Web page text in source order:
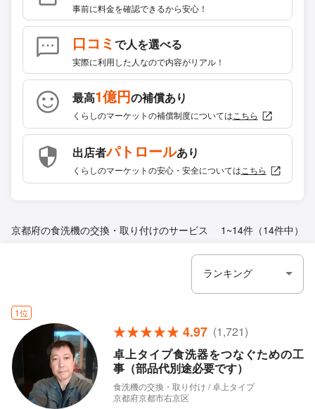
事前に料金を確認できるから安心！
口コミ で人を選べる
実際に利用した人なので内容がリアル！
最高1億円の補償あり
くらしのマーケットの補償制度については こちら
出店者パトロールあり
くらしのマーケットの安心・安全については こちら
京都府の食洗機の交換・取り付けのサービス 1~14件（14件中）
1位
4.97 (1,721)
卓上タイプ食洗器をつなぐための工
事（部品代別途必要です）
食洗機の交換・取り付け / 卓上タイプ
京都府京都市右京区